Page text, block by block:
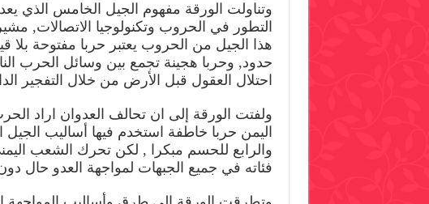
وتناولت الورقة مفهوم الجيل الخامس الذي
التطور في الحروب وتكنولوجيا الاتصالات,
هذا الجيل من الحروب يعتبر حربا مفتوحة بلا
حدود, وحربا هجينة تجمع بين وسائل الحرب
احتلال العقول قبل الأرض من خلال التفجير
ولفتت الورقة إلى ان تحالف العدوان اراد
اليمن حربا خاطفة استخدم فيها أساليب الجيل
والرابع للحسم مبكرا , لكن تحرك الشعب
فئاته في جميع الجبهات لمواجهة العدو حال